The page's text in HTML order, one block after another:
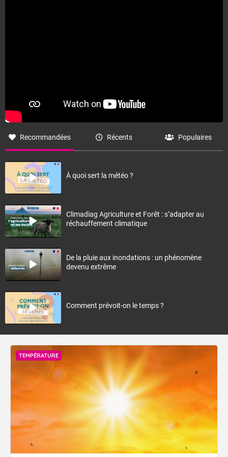
sont comprises entre 30 et 36 dans l'intérieur du pays,
avec des pointes jusqu'à 37 à 38 degrés dans l'arrière-
pays varois et en vallée de la Garonne.
Recommandées Récents Populaires
À quoi sert la météo ?
Climadiag Agriculture et Forêt : s’adapter au
réchauffement climatique
De la pluie aux inondations : un phénomène
devenu extrême
Comment prévoit-on le temps ?
TEMPÉRATURE